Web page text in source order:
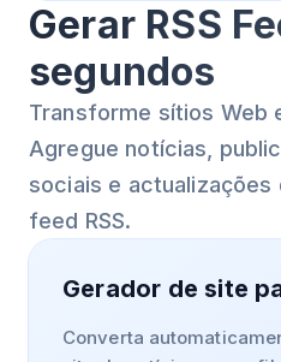
Gerar RSS
segundos
Transforme sítios Web
Agregue notícias,
sociais e actualizações
feed RSS.
Gerador de site
Converta